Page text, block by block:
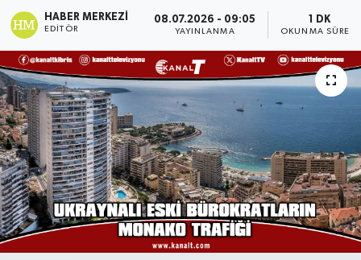
HABER MERKEZI
EDITÖR
08.07.2026 - 09:05
YAYINLANMA
1 DK
OKUNMA SÜRESI